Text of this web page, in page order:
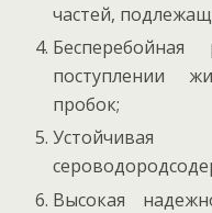
частей,
поступлении
пробок;
Высокая